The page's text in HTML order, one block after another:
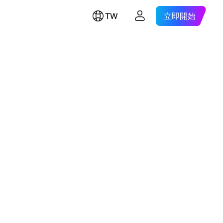
TW 立即開始